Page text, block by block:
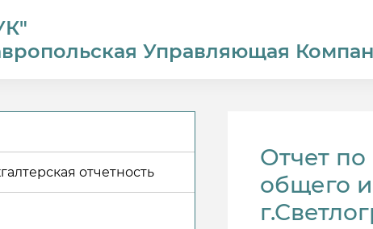
Управляющая
отчетность
Отчет
общего